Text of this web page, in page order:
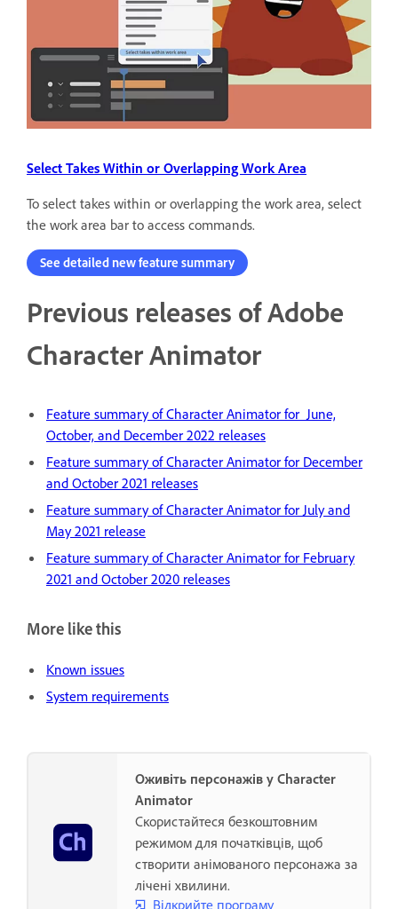
Select Takes Within or Overlapping Work Area
To select takes within or overlapping the work area, select
the work area bar to access commands.
See detailed new feature summary
Previous releases of Adobe
Character Animator
Feature summary of Character Animator for June,
October, and December 2022 releases
Feature summary of Character Animator for December
and October 2021 releases
Feature summary of Character Animator for July and
May 2021 release
Feature summary of Character Animator for February
2021 and October 2020 releases
More like this
Known issues
System requirements
Оживіть персонажів у Character
Animator
Скористайтеся безкоштовним
режимом для початківців, щоб
створити анімованого персонажа за
лічені хвилини.
Відкрийте програму